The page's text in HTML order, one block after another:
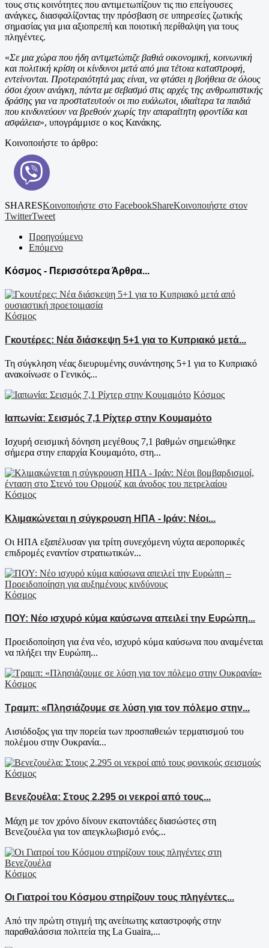
τους στις κοινότητες που αντιμετωπίζουν τις πιο επείγουσες
ανάγκες, διασφαλίζοντας την πρόσβαση σε υπηρεσίες ζωτικής
σημασίας για μια αξιοπρεπή και ποιοτική περίθαλψη για τους
πληγέντες.
«Σε μια χώρα που ήδη αντιμετώπιζε βαθιά οικονομική, κοινωνική
και πολιτική κρίση οι κίνδυνοι μετά από μια τέτοια καταστροφή,
εντείνονται. Προτεραιότητά μας είναι, να φτάσει η βοήθεια σε όλους
όσοι έχουν ανάγκη, πάντα με σεβασμό στις αρχές της ανθρωπιστικής
δράσης για να προστατευτούν οι πιο ευάλωτοι, ιδιαίτερα τα παιδιά
που κινδυνεύουν να βρεθούν χωρίς την απαραίτητη φροντίδα και
ασφάλεια», υπογράμμισε ο κος Κανάκης.
Κοινοποιήστε το άρθρο:
SHARESΚοινοποιήστε στο FacebookShareΚοινοποιήστε στον
TwitterTweet
Προηγούμενο
Επόμενο
Κόσμος - Περισσότερα Άρθρα...
Κόσμος
Γκουτέρες: Νέα διάσκεψη 5+1 για το Κυπριακό μετά...
Τη σύγκληση νέας διευρυμένης συνάντησης 5+1 για το Κυπριακό
ανακοίνωσε ο Γενικός...
Κόσμος
Ιαπωνία: Σεισμός 7,1 Ρίχτερ στην Κουμαμότο
Ισχυρή σεισμική δόνηση μεγέθους 7,1 βαθμών σημειώθηκε
σήμερα στην επαρχία Κουμαμότο, στη...
Κόσμος
Κλιμακώνεται η σύγκρουση ΗΠΑ - Ιράν: Νέοι...
Οι ΗΠΑ εξαπέλυσαν για τρίτη συνεχόμενη νύχτα αεροπορικές
επιδρομές εναντίον στρατιωτικών...
Κόσμος
ΠΟΥ: Νέο ισχυρό κύμα καύσωνα απειλεί την Ευρώπη...
Προειδοποίηση για ένα νέο, ισχυρό κύμα καύσωνα που αναμένεται
να πλήξει την Ευρώπη...
Κόσμος
Τραμπ: «Πλησιάζουμε σε λύση για τον πόλεμο στην...
Αισιόδοξος για την πορεία των προσπαθειών τερματισμού του
πολέμου στην Ουκρανία...
Κόσμος
Βενεζουέλα: Στους 2.295 οι νεκροί από τους...
Μάχη με τον χρόνο δίνουν εκατοντάδες διασώστες στη
Βενεζουέλα για τον απεγκλωβισμό ενός...
Κόσμος
Οι Γιατροί του Κόσμου στηρίζουν τους πληγέντες...
Από την πρώτη στιγμή της ανείπωτης καταστροφής στην
παραθαλάσσια πολιτεία της La Guaira,...